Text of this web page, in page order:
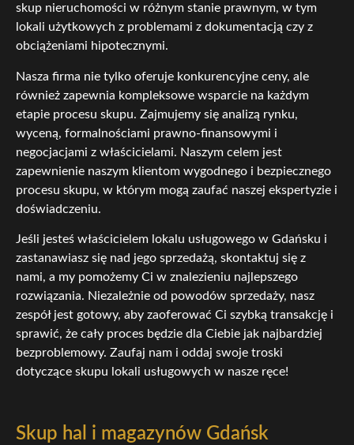
skup nieruchomości w różnym stanie prawnym, w tym
lokali użytkowych z problemami z dokumentacją czy z
obciążeniami hipotecznymi.
Nasza firma nie tylko oferuje konkurencyjne ceny, ale
również zapewnia kompleksowe wsparcie na każdym
etapie procesu skupu. Zajmujemy się analizą rynku,
wyceną, formalnościami prawno-finansowymi i
negocjacjami z właścicielami. Naszym celem jest
zapewnienie naszym klientom wygodnego i bezpiecznego
procesu skupu, w którym mogą zaufać naszej ekspertyzie i
doświadczeniu.
Jeśli jesteś właścicielem lokalu usługowego w Gdańsku i
zastanawiasz się nad jego sprzedażą, skontaktuj się z
nami, a my pomożemy Ci w znalezieniu najlepszego
rozwiązania. Niezależnie od powodów sprzedaży, nasz
zespół jest gotowy, aby zaoferować Ci szybką transakcję i
sprawić, że cały proces będzie dla Ciebie jak najbardziej
bezproblemowy. Zaufaj nam i oddaj swoje troski
dotyczące skupu lokali usługowych w nasze ręce!
Skup hal i magazynów Gdańsk